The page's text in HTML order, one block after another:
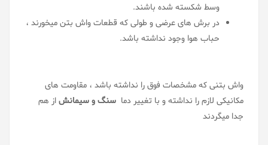
وسط شکسته شده باشند.
در برش های عرضی و طولی که قطعات واش بتن میخورند ،
حباب هوا وجود نداشته باشد.
واش بتنی که مشخصات فوق را نداشته باشد ، مقاومت های
مکانیکی لازم را نداشته و با تغییر دما سنگ و سیمانشاز هم
جدا میگردند